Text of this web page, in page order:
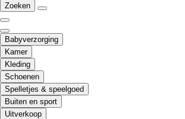
Zoeken
Babyverzorging
Kamer
Kleding
Schoenen
Spelletjes & speelgoed
Buiten en sport
Uitverkoop